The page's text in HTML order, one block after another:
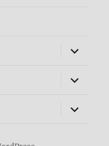
öffnen
öffnen
öffnen